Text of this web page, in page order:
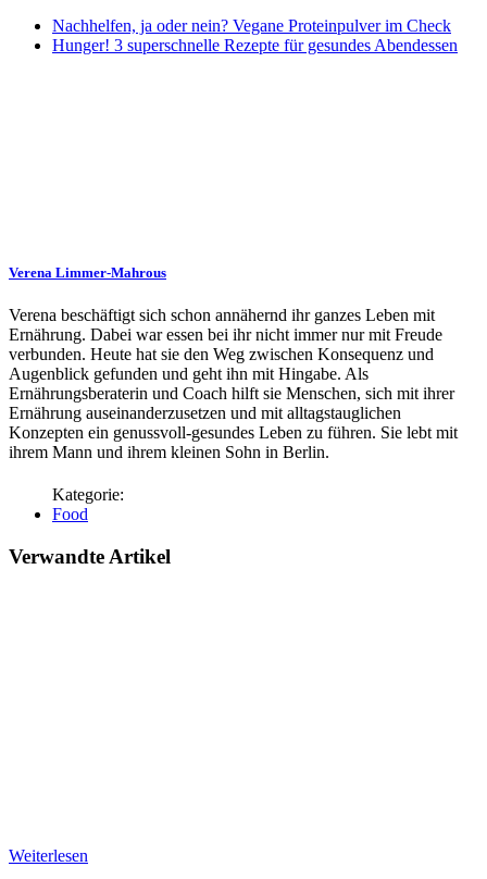
Nachhelfen, ja oder nein? Vegane Proteinpulver im Check
Hunger! 3 superschnelle Rezepte für gesundes Abendessen
Verena Limmer-Mahrous
Verena beschäftigt sich schon annähernd ihr ganzes Leben mit
Ernährung. Dabei war essen bei ihr nicht immer nur mit Freude
verbunden. Heute hat sie den Weg zwischen Konsequenz und
Augenblick gefunden und geht ihn mit Hingabe. Als
Ernährungsberaterin und Coach hilft sie Menschen, sich mit ihrer
Ernährung auseinanderzusetzen und mit alltagstauglichen
Konzepten ein genussvoll-gesundes Leben zu führen. Sie lebt mit
ihrem Mann und ihrem kleinen Sohn in Berlin.
Food
Verwandte Artikel
Weiterlesen